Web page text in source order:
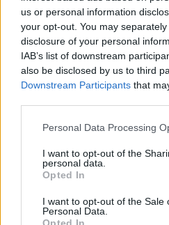
us or personal information
your opt-out. You may
disclosure of your personal
IAB’s list of downstream
also be disclosed by us to third
Downstream Participants that
Please note that this website/
not limited to your visit or usage
grant or deny consent to Google
use your data for below
consent section.
Personal Data Processing
I want to opt-out of the
personal data.
Opted In
I want to opt-out of the Sale
Personal Data.
LATE NIGHT LATTE
Last Night